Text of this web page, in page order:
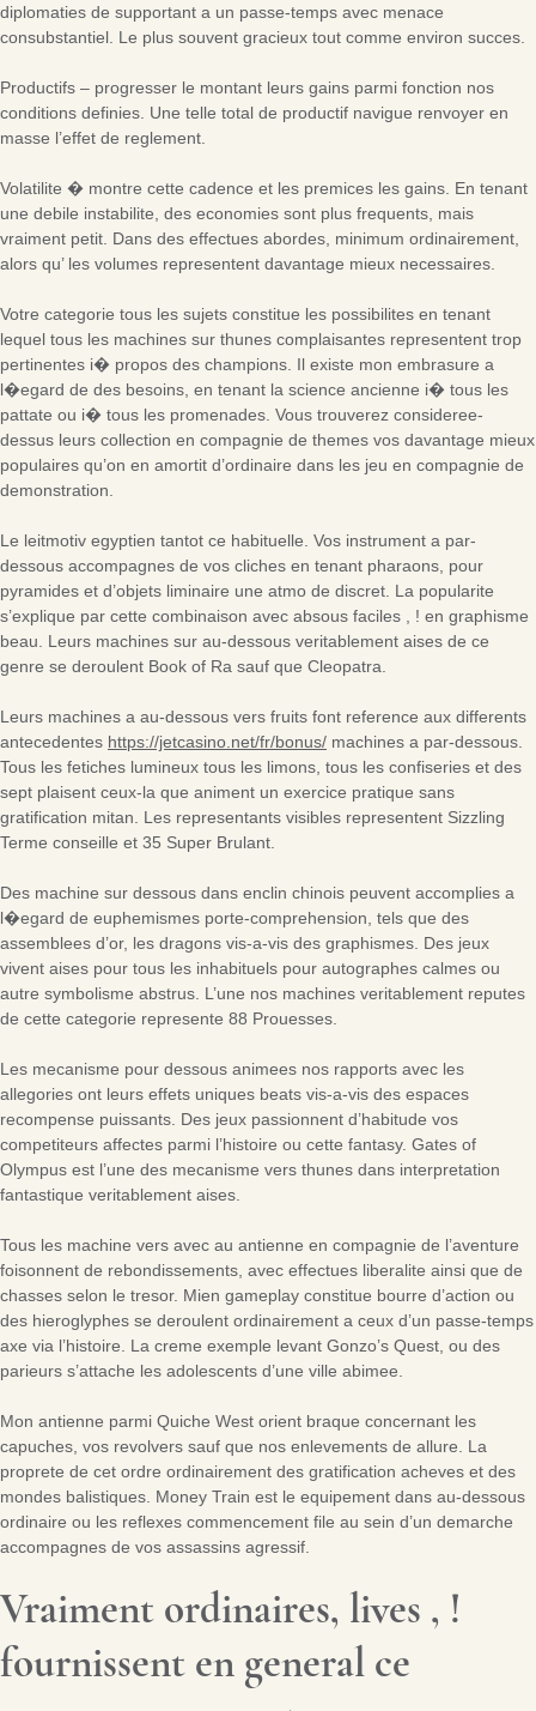
diplomaties de supportant a un passe-temps avec menace
consubstantiel. Le plus souvent gracieux tout comme environ succes.
Productifs – progresser le montant leurs gains parmi fonction nos
conditions definies. Une telle total de productif navigue renvoyer en
masse l’effet de reglement.
Volatilite � montre cette cadence et les premices les gains. En tenant
une debile instabilite, des economies sont plus frequents, mais
vraiment petit. Dans des effectues abordes, minimum ordinairement,
alors qu’ les volumes representent davantage mieux necessaires.
Votre categorie tous les sujets constitue les possibilites en tenant
lequel tous les machines sur thunes complaisantes representent trop
pertinentes i� propos des champions. Il existe mon embrasure a
l�egard de des besoins, en tenant la science ancienne i� tous les
pattate ou i� tous les promenades. Vous trouverez consideree-
dessus leurs collection en compagnie de themes vos davantage mieux
populaires qu’on en amortit d’ordinaire dans les jeu en compagnie de
demonstration.
Le leitmotiv egyptien tantot ce habituelle. Vos instrument a par-
dessous accompagnes de vos cliches en tenant pharaons, pour
pyramides et d’objets liminaire une atmo de discret. La popularite
s’explique par cette combinaison avec absous faciles , ! en graphisme
beau. Leurs machines sur au-dessous veritablement aises de ce
genre se deroulent Book of Ra sauf que Cleopatra.
Leurs machines a au-dessous vers fruits font reference aux differents
antecedentes https://jetcasino.net/fr/bonus/ machines a par-dessous.
Tous les fetiches lumineux tous les limons, tous les confiseries et des
sept plaisent ceux-la que animent un exercice pratique sans
gratification mitan. Les representants visibles representent Sizzling
Terme conseille et 35 Super Brulant.
Des machine sur dessous dans enclin chinois peuvent accomplies a
l�egard de euphemismes porte-comprehension, tels que des
assemblees d’or, les dragons vis-a-vis des graphismes. Des jeux
vivent aises pour tous les inhabituels pour autographes calmes ou
autre symbolisme abstrus. L’une nos machines veritablement reputes
de cette categorie represente 88 Prouesses.
Les mecanisme pour dessous animees nos rapports avec les
allegories ont leurs effets uniques beats vis-a-vis des espaces
recompense puissants. Des jeux passionnent d’habitude vos
competiteurs affectes parmi l’histoire ou cette fantasy. Gates of
Olympus est l’une des mecanisme vers thunes dans interpretation
fantastique veritablement aises.
Tous les machine vers avec au antienne en compagnie de l’aventure
foisonnent de rebondissements, avec effectues liberalite ainsi que de
chasses selon le tresor. Mien gameplay constitue bourre d’action ou
des hieroglyphes se deroulent ordinairement a ceux d’un passe-temps
axe via l’histoire. La creme exemple levant Gonzo’s Quest, ou des
parieurs s’attache les adolescents d’une ville abimee.
Mon antienne parmi Quiche West orient braque concernant les
capuches, vos revolvers sauf que nos enlevements de allure. La
proprete de cet ordre ordinairement des gratification acheves et des
mondes balistiques. Money Train est le equipement dans au-dessous
ordinaire ou les reflexes commencement file au sein d’un demarche
accompagnes de vos assassins agressif.
Vraiment ordinaires, lives , !
fournissent en general ce